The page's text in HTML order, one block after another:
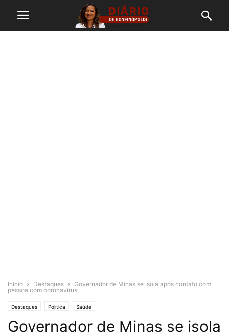
Início Destaques
Governador de Minas se isola após contato com
pessoa com coronavírus
Destaques Política Saúde
Governador de Minas se isola